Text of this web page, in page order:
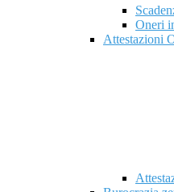
Oneri
Attestazioni